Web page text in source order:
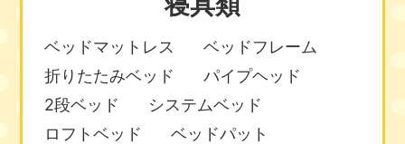
ベッドマットレス
ベッドフレーム
折りたたみベッド
パイプヘッド
2段ベッド
システムベッド
ロフトベッド
ベッドパット